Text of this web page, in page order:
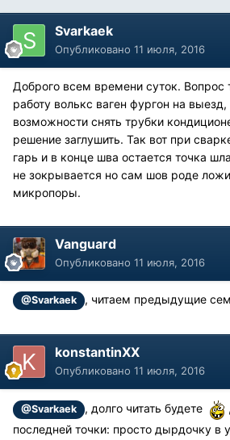
Svarkaek
Опубликовано 11 июля, 2016
Доброго всем времени суток. Вопрос
работу волькс ваген фургон на выезд,
возможности снять трубки
решение заглушить. Так вот при
гарь и в конце шва остается точка
не зокрывается но сам шов роде
микропоры.
Vanguard
Опубликовано 11 июля, 2016
@Svarkaek , читаем предыдущие
konstantinXX
Опубликовано 11 июля, 2016
@Svarkaek , долго читать будете
последней точки: просто дырдочку в